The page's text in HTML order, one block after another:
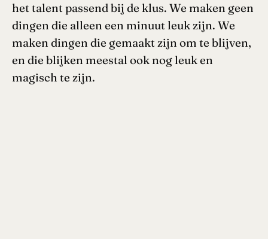
het talent passend bij de klus. We maken geen
dingen die alleen een minuut leuk zijn. We
maken dingen die gemaakt zijn om te blijven,
en die blijken meestal ook nog leuk en
magisch te zijn.